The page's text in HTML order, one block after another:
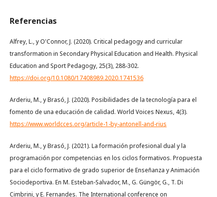
Referencias
Alfrey, L., y O'Connor, J. (2020). Critical pedagogy and curricular
transformation in Secondary Physical Education and Health. Physical
Education and Sport Pedagogy, 25(3), 288-302.
https://doi.org/10.1080/17408989.2020.1741536
Arderiu, M., y Brasó, J. (2020). Posibilidades de la tecnología para el
fomento de una educación de calidad. World Voices Nexus, 4(3).
https://www.worldcces.org/article-1-by-antonell-and-rius
Arderiu, M., y Brasó, J. (2021). La formación profesional dual y la
programación por competencias en los ciclos formativos. Propuesta
para el ciclo formativo de grado superior de Enseñanza y Animación
Sociodeportiva. En M. Esteban-Salvador, M., G. Güngör, G., T. Di
Cimbrini, y E. Fernandes. The International conference on